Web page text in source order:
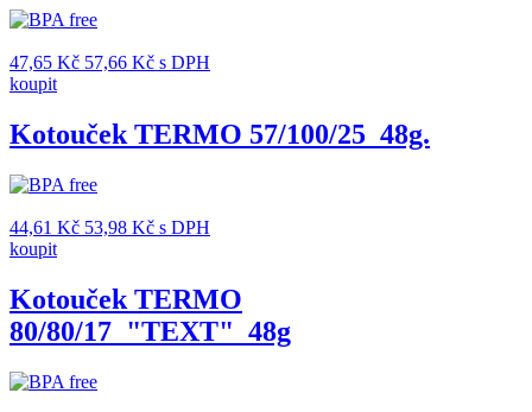
47,65 Kč 57,66 Kč s DPH
koupit
Kotouček TERMO 57/100/25_48g.
44,61 Kč 53,98 Kč s DPH
koupit
Kotouček TERMO
80/80/17_"TEXT"_48g